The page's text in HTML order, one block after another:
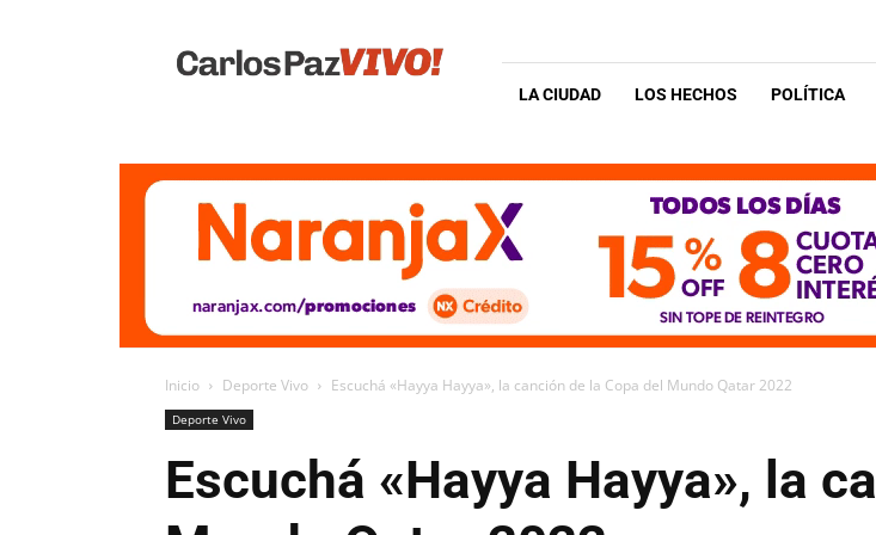
Vivo
LA CIUDAD LOS HECHOS POLÍTICA
Inicio Deporte Vivo Escuchá «Hayya Hayya», la canción de la Copa del Mundo Qatar 2022
Deporte Vivo
Escuchá «Hayya Hayya», la